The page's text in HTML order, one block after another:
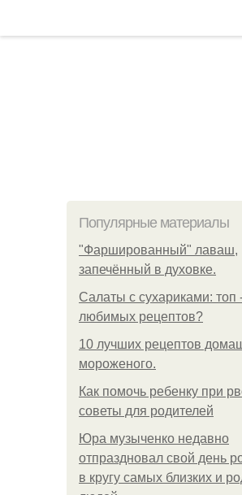
Популярные материалы
"Фаршированный" лаваш,
запечённый в духовке.
Салаты с сухариками: топ
любимых рецептов?
10 лучших рецептов
мороженого.
Как помочь ребенку при
советы для родителей
Юра музыченко недавно
отпраздновал свой день
в кругу самых близких и